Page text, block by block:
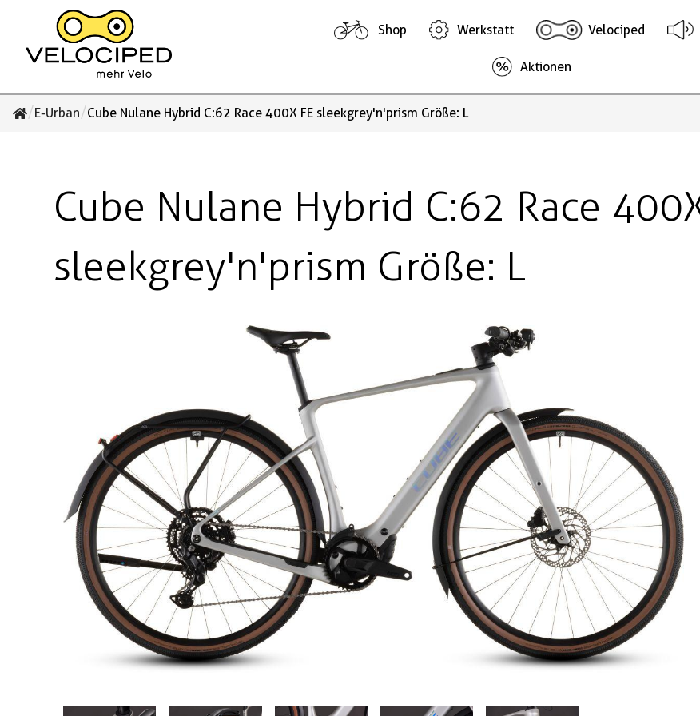
Shop Werkstatt Velociped
Aktionen
/E-Urban/Cube Nulane Hybrid C:62 Race 400X FE sleekgrey'n'prism Größe: L
Cube Nulane Hybrid C:62 Race
sleekgrey'n'prism Größe: L